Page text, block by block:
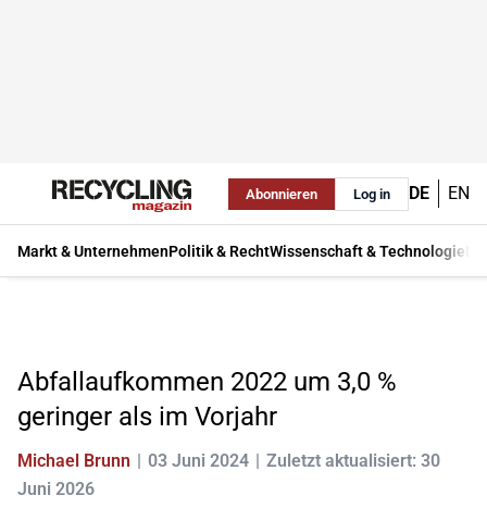
Abonnieren Log in DE EN
Markt & UnternehmenPolitik & RechtWissenschaft & Technologie
Abfallaufkommen 2022 um 3,0 %
geringer als im Vorjahr
Michael Brunn 03 Juni 2024
Zuletzt aktualisiert: 30
Juni 2026